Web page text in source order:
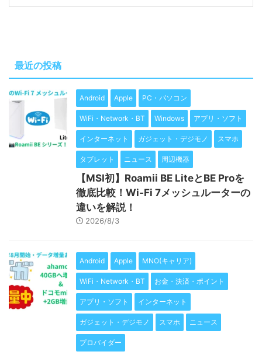
最近の投稿
Android Apple PC・パソコン
WiFi・Network・BT Windows アプリ・ソフト
インターネット ガジェット・デジモノ スマホ
タブレット ニュース 周辺機器
【MSI初】Roamii BE LiteとBE Proを
徹底比較！Wi-Fi 7メッシュルーターの
違いを解説！
2026/8/3
Android Apple MNO(キャリア)
WiFi・Network・BT お金・決済・ポイント
アプリ・ソフト インターネット
ガジェット・デジモノ スマホ ニュース
プロバイダー